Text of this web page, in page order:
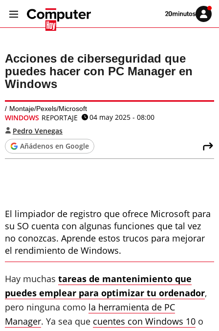
Volver
Iniciar
sesión
Acciones de ciberseguridad que
puedes hacer con PC Manager en
Windows
Montaje/Pexels/Microsoft
WINDOWS REPORTAJE
04 may 2025 - 08:00
Pedro Venegas
Añádenos en Google
El limpiador de registro que ofrece Microsoft para
su SO cuenta con algunas funciones que tal vez
no conozcas. Aprende estos trucos para mejorar
el rendimiento de Windows.
Hay muchas tareas de mantenimiento que
puedes emplear para optimizar tu ordenador,
pero ninguna como la herramienta de PC
Manager. Ya sea que cuentes con Windows 10 o